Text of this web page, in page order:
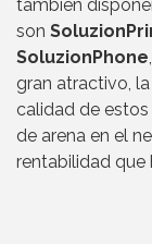
también
son
SoluzionPhone
gran atractivo,
calidad de
de arena en el
rentabilidad